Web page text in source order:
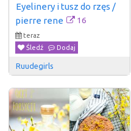
Eyelinery i tusz do rzęs /
pierre rene
16
teraz
Śledź
Dodaj
Ruudegirls